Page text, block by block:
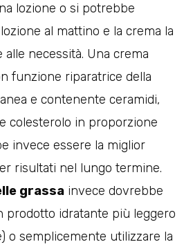
lozione o si potrebbe
al mattino e la crema la
alle necessità. Una crema
funzione riparatrice della
e contenente ceramidi,
colesterolo in proporzione
invece essere la miglior
risultati nel lungo termine.
grassa invece dovrebbe
prodotto idratante più leggero
o semplicemente utilizzare la